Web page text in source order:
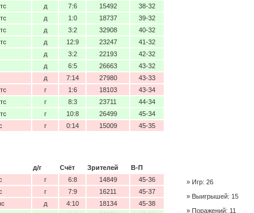
д 7:6 15492
38-32
д 1:0 18737
39-32
д 3:2 32908
40-32
д 12:9 23247
41-32
д 3:2 22193
42-32
д 6:5 26663
43-32
д 7:14 27980
43-33
г 1:6 18103
43-34
г 8:3 23711
44-34
г 10:8 26499
45-34
г 0:14 15009 45-35
д/г Счёт Зрителей
В-П
г 6:8 14849
45-36
г 7:9 16211
45-37
д 4:10 18134
45-38
Игр: 26
Выигрышей: 15
Поражений: 11